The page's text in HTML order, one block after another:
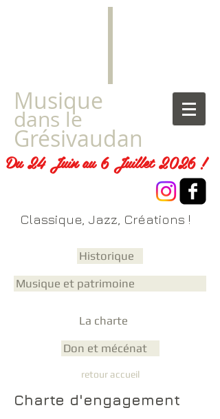
​Musique
dans le
Grésivaudan
Du 24 Juin au 6 Juillet 2026 !
Classique, Jazz, Créations !
Historique
Musique et patrimoine
La charte
Don et mécénat
retour accueil
Charte d'engagement